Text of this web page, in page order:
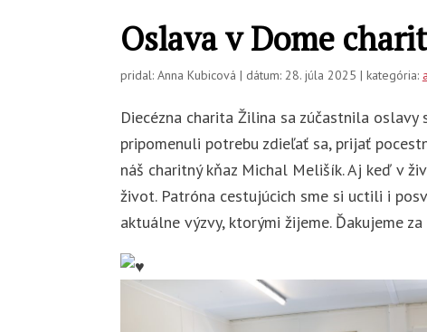
Oslava v Dome
pridal: Anna Kubicová | dátum: 28. júla 2025 | kategória:
Diecézna charita Žilina sa zúčastnila
pripomenuli potrebu zdieľať sa, prijať
náš charitný kňaz Michal Melišík. Aj keď v
život. Patróna cestujúcich sme si uctili i
aktuálne výzvy, ktorými žijeme. Ďakujeme